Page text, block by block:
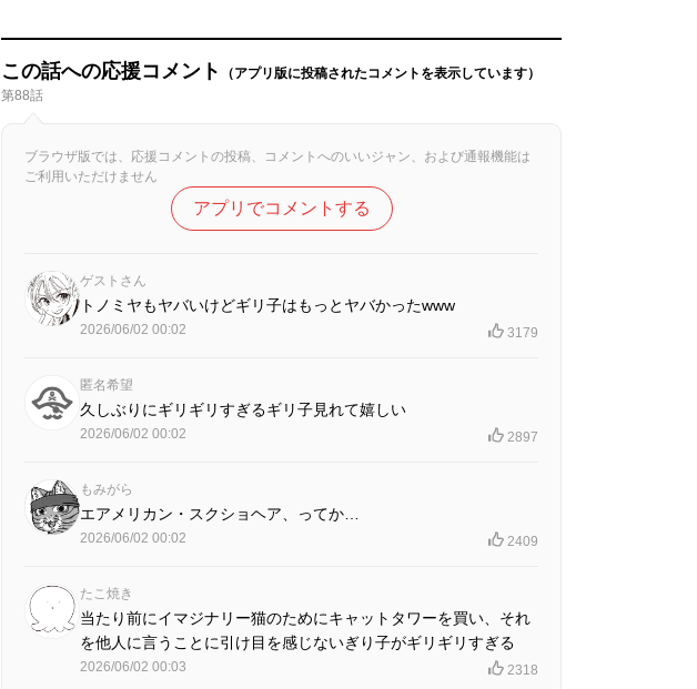
この話への応援コメント
（アプリ版に投稿されたコメントを表示しています）
第88話
ブラウザ版では、応援コメントの投稿、コメントへのいいジャン、および通報機能は
ご利用いただけません
アプリでコメントする
ゲストさん
トノミヤもヤバいけどギリ子はもっとヤバかったwww
2026/06/02 00:02 3179
匿名希望
久しぶりにギリギリすぎるギリ子見れて嬉しい
2026/06/02 00:02 2897
もみがら
エアメリカン・スクショヘア、ってか…
2026/06/02 00:02 2409
たこ焼き
当たり前にイマジナリー猫のためにキャットタワーを買い、それ
を他人に言うことに引け目を感じないぎり子がギリギリすぎる
2026/06/02 00:03 2318